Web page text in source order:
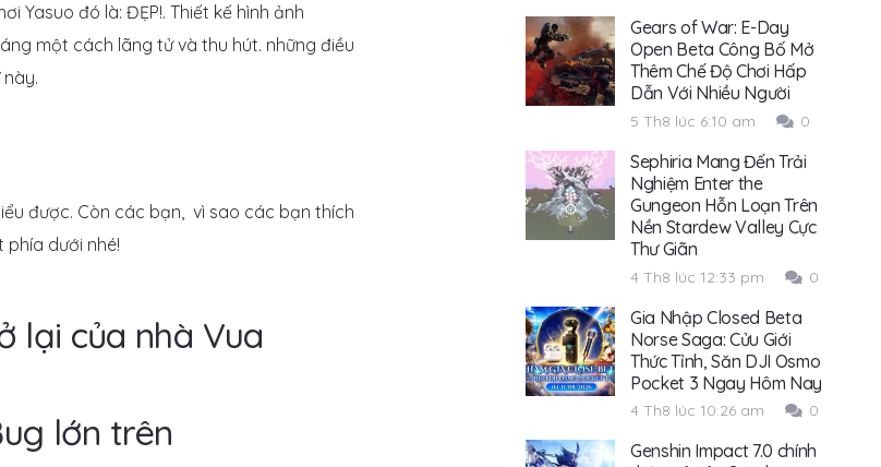
Yasuo đó là: ĐẸP!. Thiết kế hình ảnh
một cách lãng tử và thu hút. những điều
được. Còn các bạn, vì sao các bạn thích
dưới nhé!
lại của nhà Vua
lớn trên
Gears of War: E-Day
Open Beta Công Bố Mở
Thêm Chế Độ Chơi Hấp
Dẫn Với Nhiều Người
5 Th8 lúc 6:10 am 0
Sephiria Mang Đến Trải
Nghiệm Enter the
Gungeon Hỗn Loạn Trên
Nền Stardew Valley Cực
Thư Giãn
4 Th8 lúc 12:33 pm 0
Gia Nhập Closed Beta
Norse Saga: Cửu Giới
Thức Tỉnh, Săn DJI Osmo
Pocket 3 Ngay Hôm Nay
4 Th8 lúc 10:26 am 0
Genshin Impact 7.0 chính